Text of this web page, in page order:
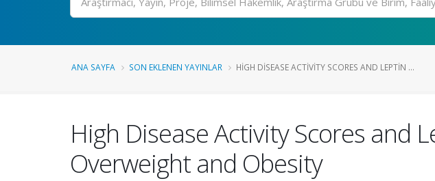
ANA SAYFA SON EKLENEN YAYINLAR HIGH DISEASE ACTIVITY SCORES AND LEPTIN ...
High Disease Activity Scores and
Overweight and Obesity